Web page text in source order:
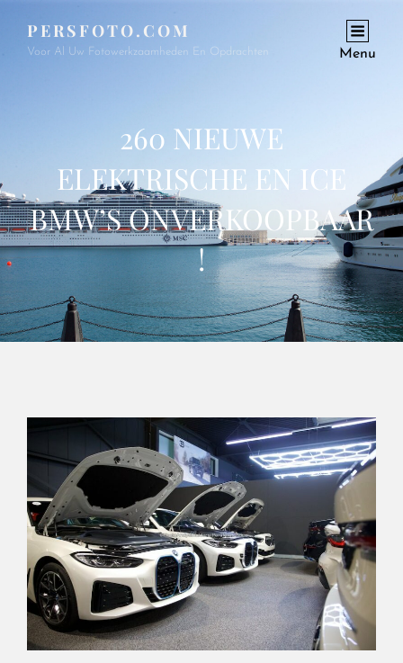
PERSFOTO.COM
Voor Al Uw Fotowerkzaamheden En Opdrachten Menu
260 NIEUWE
ELEKTRISCHE EN ICE
BMW’S ONVERKOOPBAAR
!